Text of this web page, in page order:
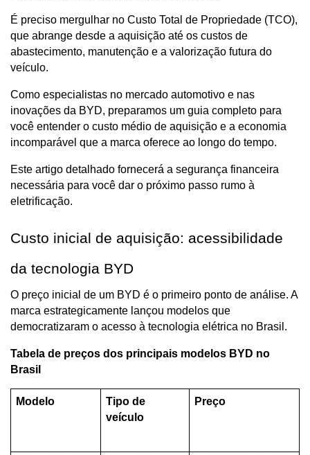
É preciso mergulhar no Custo Total de Propriedade (TCO),
que abrange desde a aquisição até os custos de
abastecimento, manutenção e a valorização futura do
veículo.
Como especialistas no mercado automotivo e nas
inovações da BYD, preparamos um guia completo para
você entender o custo médio de aquisição e a economia
incomparável que a marca oferece ao longo do tempo.
Este artigo detalhado fornecerá a segurança financeira
necessária para você dar o próximo passo rumo à
eletrificação.
Custo inicial de aquisição: acessibilidade
da tecnologia BYD
O preço inicial de um BYD é o primeiro ponto de análise. A
marca estrategicamente lançou modelos que
democratizaram o acesso à tecnologia elétrica no Brasil.
Tabela de preços dos principais modelos BYD no
Brasil
Modelo
Tipo de
veículo
Preço